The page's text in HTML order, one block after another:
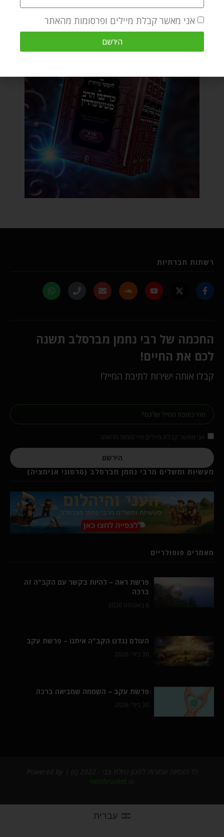
רשתות חברתיות
החכמה של רבי נחמן מברסלב תשנה
לכם את החיים!
קבלו אותה ישירות לתיבת המייל!
הירשם
מעשיות ומשלים מרבי נחמן מברסלב (סרטוני אנימציה)
מאמרים פופולריים
פרשת ראה – להיות בקשר עם הקב"ה זה
ברכה
6 באוגוסט 2026
העולם נגדנו הקב"ה איתנו – פרשת עקב
30 ביולי 2026
פרשת עקב – השמחה שמביאה ברכה
30 ביולי 2026
nextbracket.io
עברית
אני מאשר קבלת מיילים ופרסומות מהאתר
הירשם